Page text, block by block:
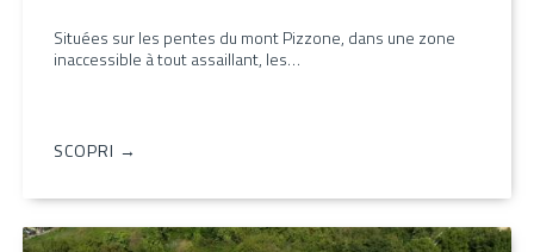
Situées sur les pentes du mont Pizzone, dans une zone
inaccessible à tout assaillant, les…
SCOPRI →